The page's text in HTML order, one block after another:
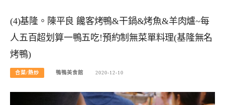
(4)基隆。陳平良 饞客烤鴨&干鍋&烤魚&羊肉爐~每
人五百超划算一鴨五吃!預約制無菜單料理(基隆無名
烤鴨)
合菜/熱炒 鴨鴨美食館 2020-12-10